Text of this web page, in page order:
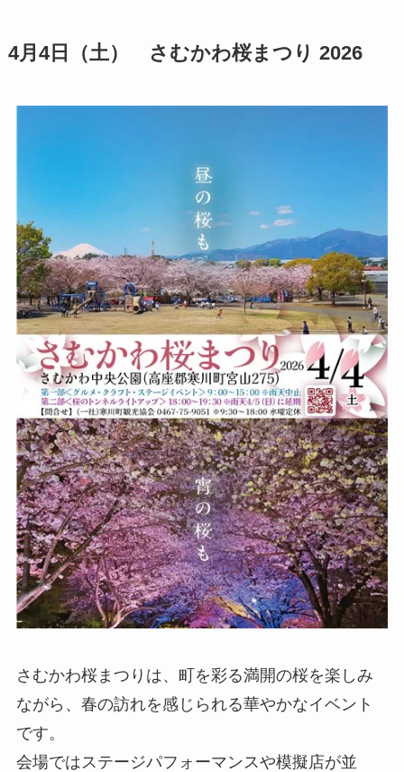
4月4日（土） さむかわ桜まつり 2026
さむかわ桜まつりは、町を彩る満開の桜を楽しみ
ながら、春の訪れを感じられる華やかなイベント
です。
会場ではステージパフォーマンスや模擬店が並